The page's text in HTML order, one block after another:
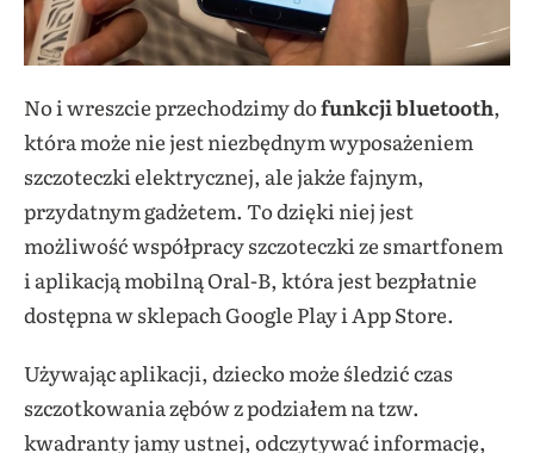
No i wreszcie przechodzimy dofunkcji bluetooth,
która może nie jest niezbędnym wyposażeniem
szczoteczki elektrycznej, ale jakże fajnym,
przydatnym gadżetem. To dzięki niej jest
możliwość współpracy szczoteczki ze smartfonem
i aplikacją mobilną Oral-B, która jest bezpłatnie
dostępna w sklepach Google Play i App Store.
Używając aplikacji, dziecko może śledzić czas
szczotkowania zębów z podziałem na tzw.
kwadranty jamy ustnej, odczytywać informację,